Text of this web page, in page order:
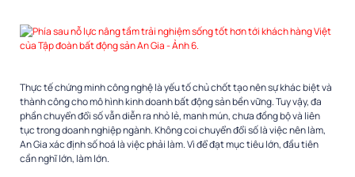
Thực tế chứng minh công nghệ là yếu tố chủ chốt tạo nên sự khác biệt và
thành công cho mô hình kinh doanh bất động sản bền vững. Tuy vậy, đa
phần chuyển đổi số vẫn diễn ra nhỏ lẻ, manh mún, chưa đồng bộ và liên
tục trong doanh nghiệp ngành. Không coi chuyển đổi số là việc nên làm,
An Gia xác định số hoá là việc phải làm. Vì để đạt mục tiêu lớn, đầu tiên
cần nghĩ lớn, làm lớn.